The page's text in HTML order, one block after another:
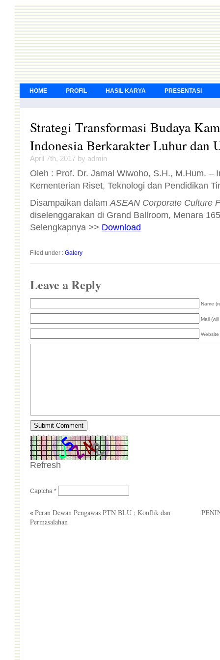
HOME PROFIL HASIL KARYA PRESENTASI
Strategi Transformasi Budaya
Indonesia Berkarakter Luhur dan
April 7th, 2017 by admin
Oleh : Prof. Dr. Jamal Wiwoho, S.H., M.Hum. –
Kementerian Riset, Teknologi dan Pendidikan
Disampaikan dalamASEAN Corporate Culture
Selengkapnya >> Download
Filed under : Galery
Leave a Reply
Name
Mail
Website
Refresh
Captcha *
« Peran Dewan Pengawas PTN BLU ; Konflik dan
Permasalahan